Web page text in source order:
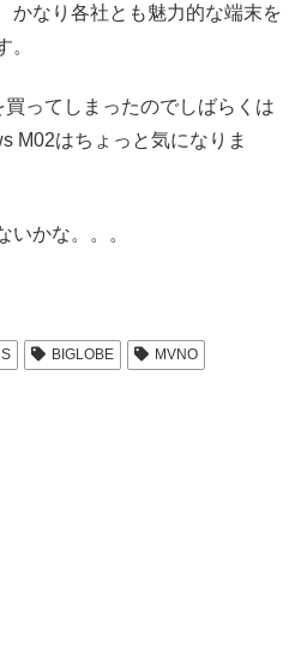
かなり各社とも魅力的な端末を
。
ってしまったのでしばらくは
M02はちょっと気になりま
いかな。。。
BIGLOBE
MVNO